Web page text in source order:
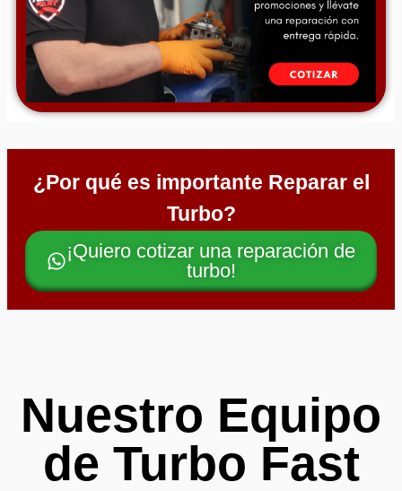
¿Por qué es importante Reparar el
Turbo?
¡Quiero cotizar una reparación de
turbo!
Nuestro Equipo
de Turbo Fast